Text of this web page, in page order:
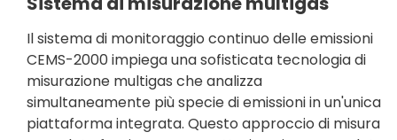
Il sistema di monitoraggio continuo delle emissioni
CEMS-2000 impiega una sofisticata tecnologia di
misurazione multigas che analizza
simultaneamente più specie di emissioni in un'unica
piattaforma integrata. Questo approccio di misura